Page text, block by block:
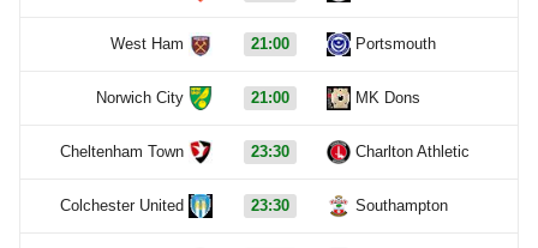
West Ham 21:00 Portsmouth
Norwich City 21:00 MK Dons
Cheltenham Town 23:30 Charlton Athletic
Colchester United 23:30 Southampton